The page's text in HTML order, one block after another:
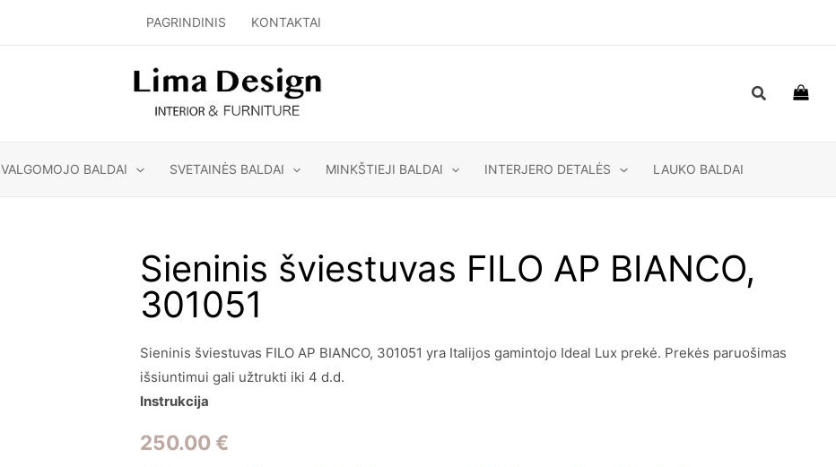
PAGRINDINIS KONTAKTAI
Paieška
VALGOMOJO BALDAI SVETAINĖS BALDAI MINKŠTIEJI BALDAI INTERJERO DETALĖS LAUKO BALDAI
Sieninis šviestuvas FILO AP BIANCO,
301051
Sieninis šviestuvas FILO AP BIANCO, 301051 yra Italijos gamintojo Ideal Lux prekė. Prekės paruošimas
išsiuntimui gali užtrukti iki 4 d.d.
Instrukcija
250.00 €